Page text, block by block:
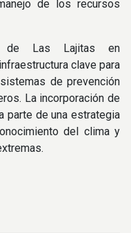
de los recursos
de Las Lajitas en
clave para
de prevención
La incorporación de
parte de una estrategia
del clima y